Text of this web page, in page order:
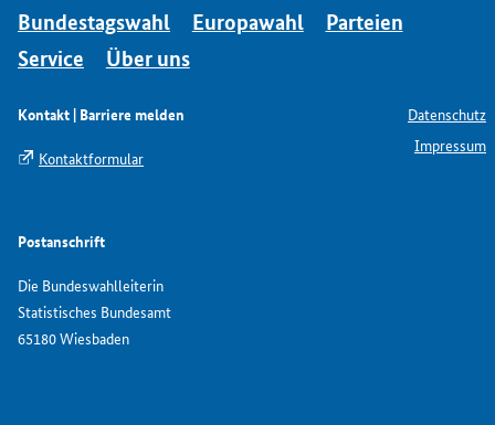
Bundestagswahl Europawahl
Parteien
Service
Über uns
Kontakt | Barriere melden
Kontaktformular
Postanschrift
Die Bundeswahlleiterin
Statistisches Bundesamt
65180 Wiesbaden
Datenschutz
Impressum